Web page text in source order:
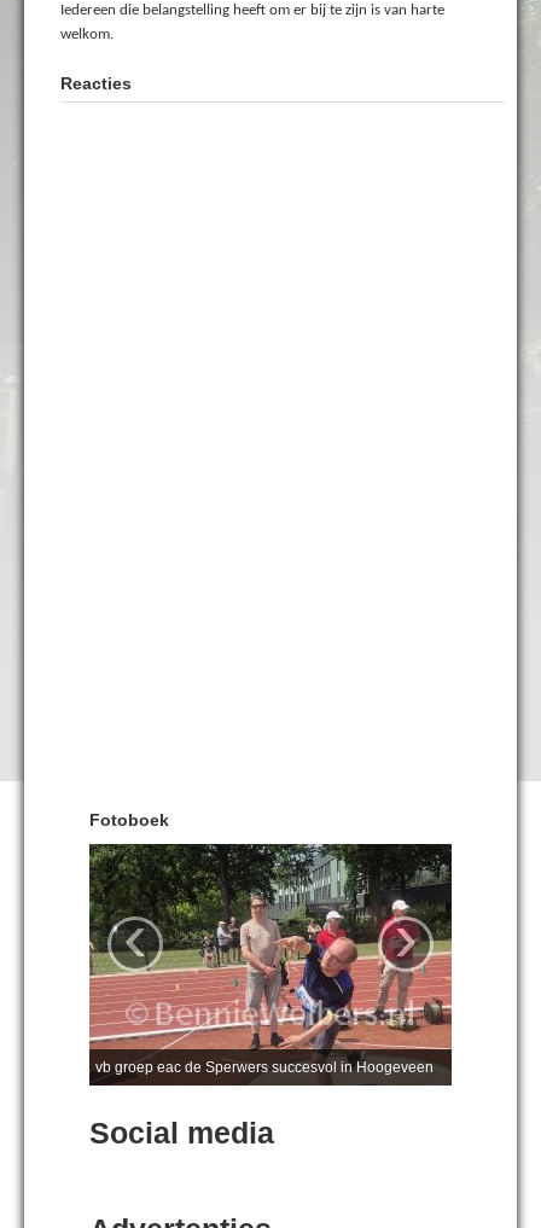
Iedereen die belangstelling heeft om er bij te zijn is van harte
welkom.
Reacties
Fotoboek
vb groep eac de Sperwers succesvol in Hoogeveen
‹ ›
Social media